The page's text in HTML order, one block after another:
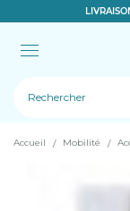
Le
Accueil Mobilité